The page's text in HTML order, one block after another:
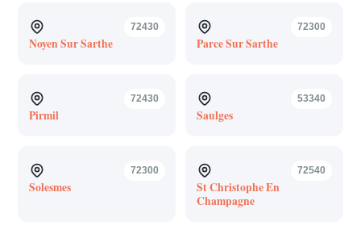
72430
Noyen Sur Sarthe
72300
Parce Sur Sarthe
72430
Pirmil
53340
Saulges
72300
Solesmes
72540
St Christophe En
Champagne